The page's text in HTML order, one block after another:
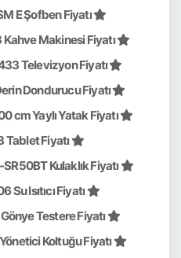
E Şofben Fiyatı
Makinesi Fiyatı
Televizyon Fiyatı
Dondurucu Fiyatı
cm Yaylı Yatak Fiyatı
Tablet Fiyatı
Kulaklık Fiyatı
Isıtıcı Fiyatı
Testere Fiyatı
Koltuğu Fiyatı